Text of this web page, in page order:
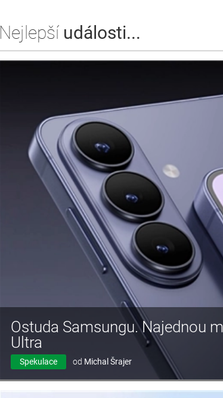
Nejlepší události...
Ostuda Samsungu. Najednou
Ultra
Spekulace od Michal Šrajer